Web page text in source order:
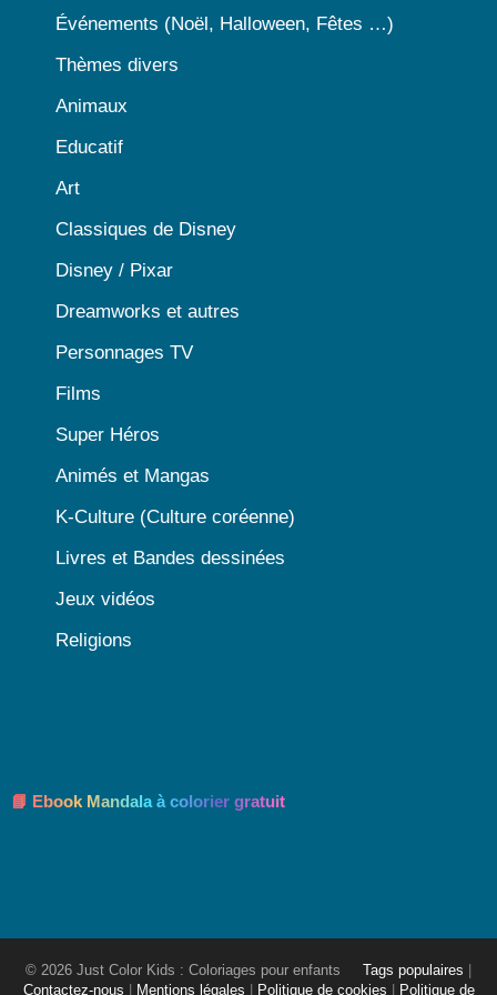
Événements (Noël, Halloween, Fêtes …)
Thèmes divers
Animaux
Educatif
Art
Classiques de Disney
Disney / Pixar
Dreamworks et autres
Personnages TV
Films
Super Héros
Animés et Mangas
K-Culture (Culture coréenne)
Livres et Bandes dessinées
Jeux vidéos
Religions
📘 Ebook Mandala à colorier gratuit
© 2026 Just Color Kids : Coloriages pour enfants Tags populaires
Contactez-nous
Mentions légales Politique de cookies Politique de